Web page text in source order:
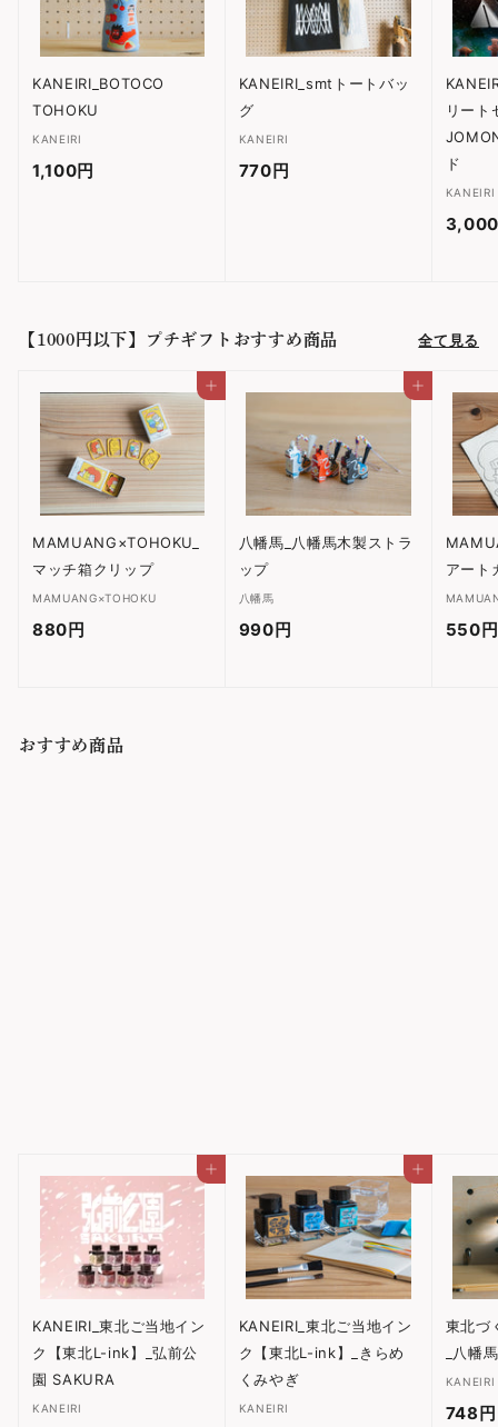
KANEIRI_BOTOCO
TOHOKU
KANEIRI
1,100円
円
KANEIRI_smtトートバッ
グ
KANEIRI
770円
リート
ド
KANEIRI
【1000円以下】プチギフトおすすめ商品 全て見る
カートに入れる
MAMUANG×TOHOKU_
マッチ箱クリップ
MAMUANG×TOHOKU
880円
カートに入れる
八幡馬_八幡馬木製ストラ
ップ
八幡馬
990円
アート
550円
おすすめ商品
0
円
カートに入れる
KANEIRI_東北ご当地イン
ク【東北L-ink】_弘前公
園 SAKURA
KANEIRI
カートに入れる
KANEIRI_東北ご当地イン
ク【東北L-ink】_きらめ
くみやぎ
KANEIRI
東北づ
_八幡馬
KANEIRI
748円